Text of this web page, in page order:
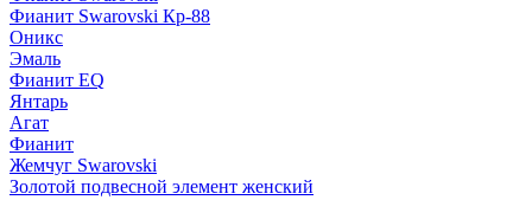
Фианит Swarovski Кр-88
Оникс
Эмаль
Фианит EQ
Янтарь
Агат
Фианит
Жемчуг Swarovski
Золотой подвесной элемент женcкий